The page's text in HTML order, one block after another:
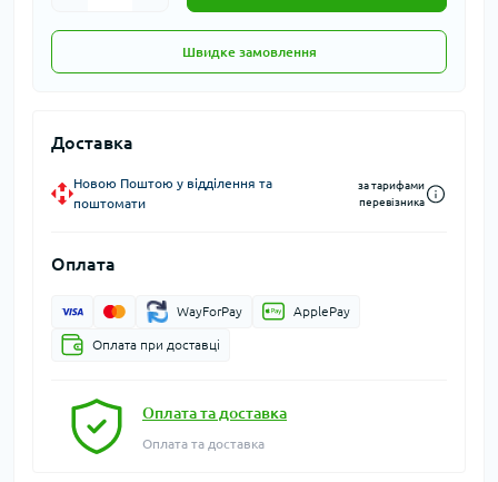
Швидке замовлення
Доставка
Новою Поштою у відділення та
поштомати
за тарифами
перевізника
Оплата
WayForPay ApplePay
Оплата при доставці
Оплата та доставка
Оплата та доставка